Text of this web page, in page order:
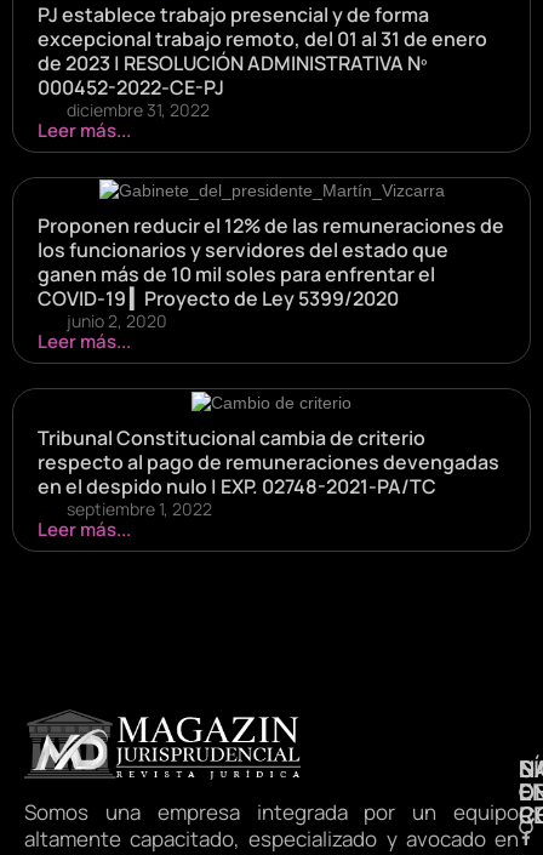
PJ establece trabajo presencial y de forma
excepcional trabajo remoto, del 01 al 31 de enero
de 2023 | RESOLUCIÓN ADMINISTRATIVA Nº
000452-2022-CE-PJ
diciembre 31, 2022
Leer más...
Proponen reducir el 12% de las remuneraciones de
los funcionarios y servidores del estado que
ganen más de 10 mil soles para enfrentar el
COVID-19 ▎Proyecto de Ley 5399/2020
junio 2, 2020
Leer más...
Tribunal Constitucional cambia de criterio
respecto al pago de remuneraciones devengadas
en el despido nulo | EXP. 02748-2021-PA/TC
septiembre 1, 2022
Leer más...
Somos una empresa integrada por un equipo
altamente capacitado, especializado y avocado en